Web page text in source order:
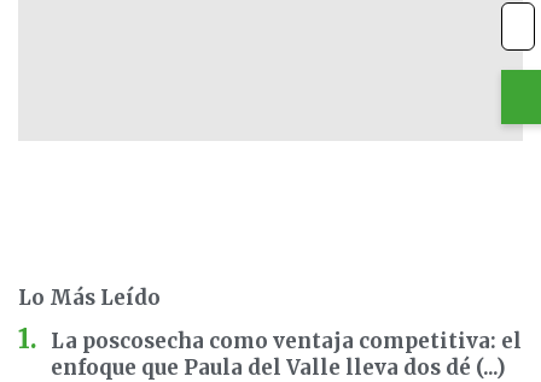
Lo Más Leído
La poscosecha como ventaja competitiva: el
enfoque que Paula del Valle lleva dos dé (...)